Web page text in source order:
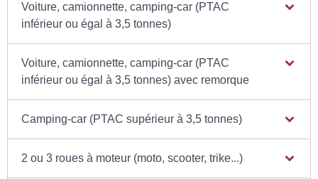
Voiture, camionnette, camping-car (PTAC
inférieur ou égal à 3,5 tonnes)
Voiture, camionnette, camping-car (PTAC
inférieur ou égal à 3,5 tonnes) avec remorque
Camping-car (PTAC supérieur à 3,5 tonnes)
2 ou 3 roues à moteur (moto, scooter, trike...)